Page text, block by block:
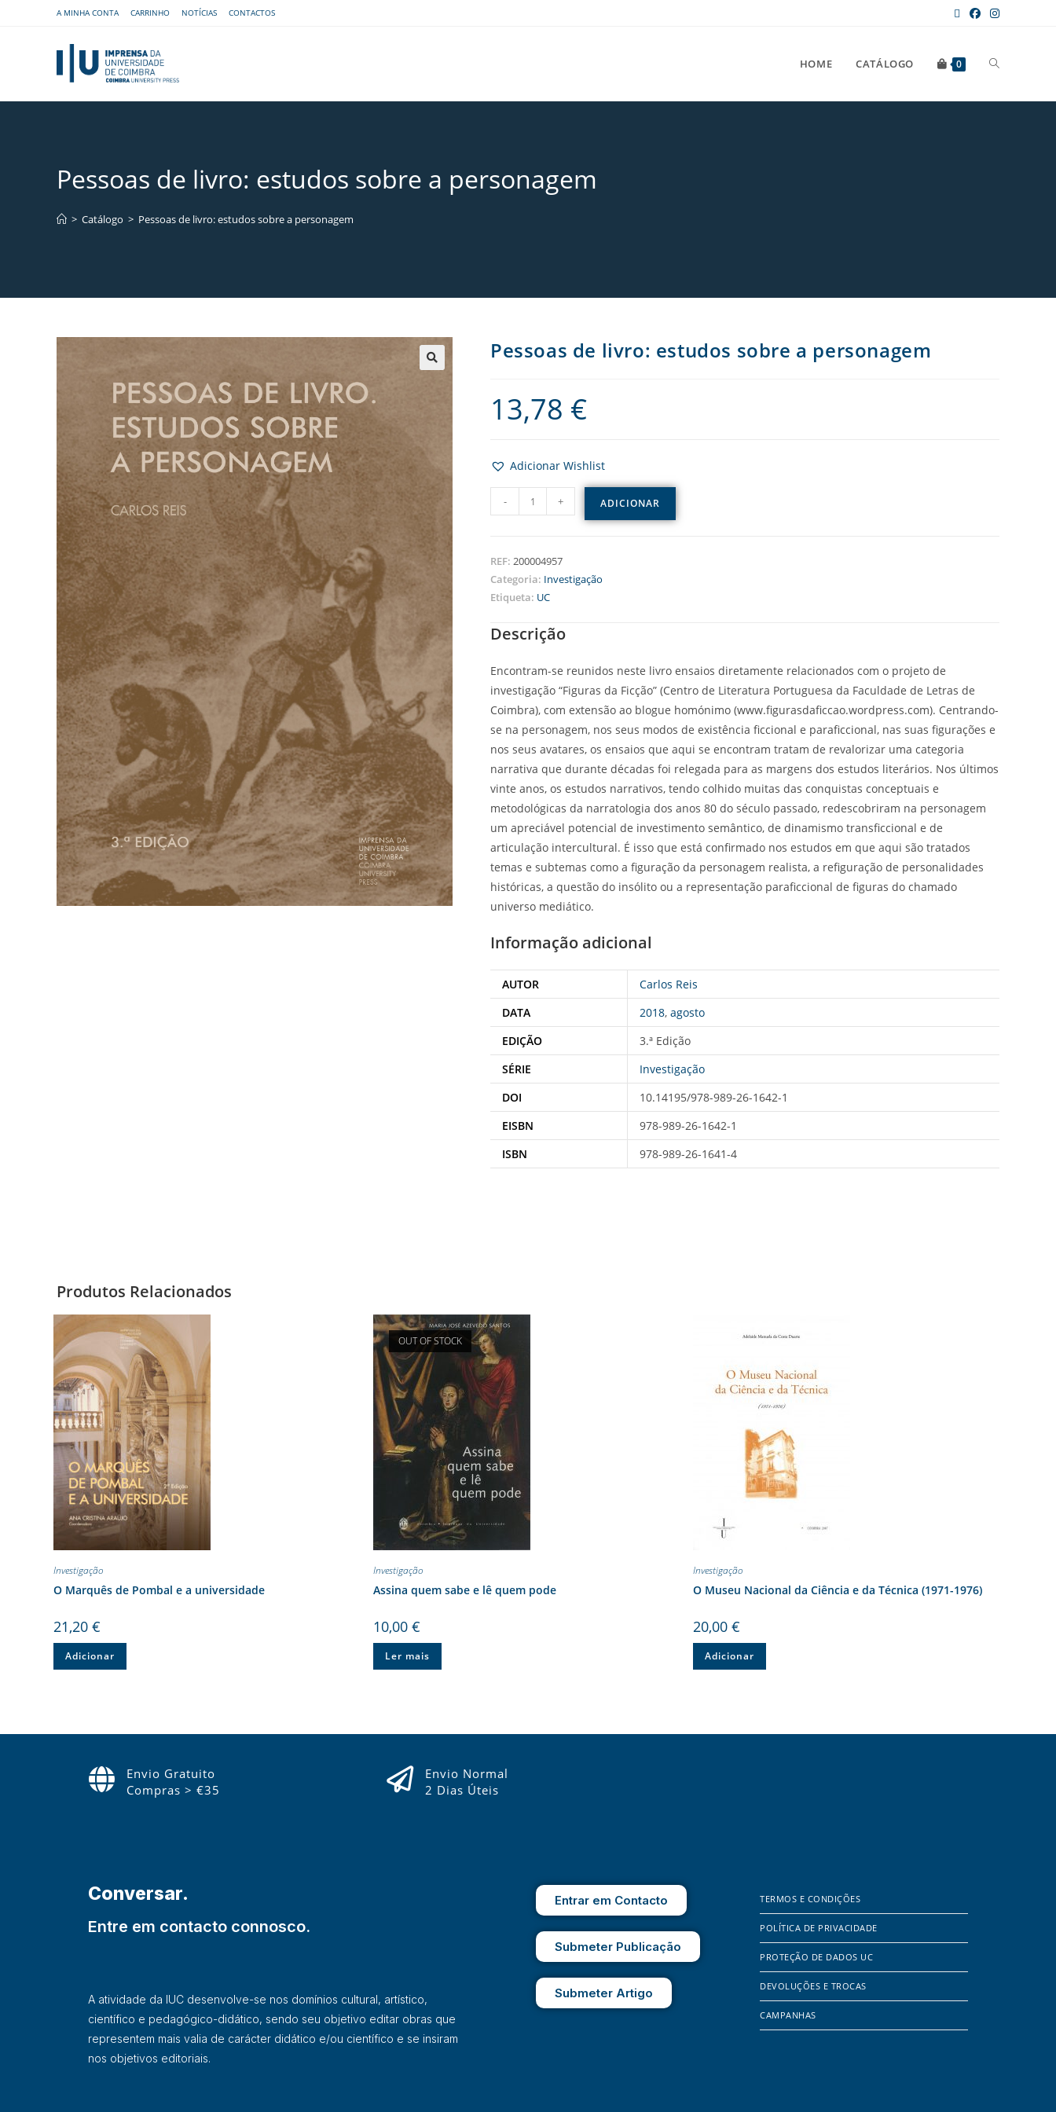
A MINHA CONTA CARRINHO NOTÍCIAS CONTACTOS
HOME CATÁLOGO 0
Pessoas de livro: estudos sobre a personagem
> Catálogo > Pessoas de livro: estudos sobre a personagem
Pessoas de livro: estudos sobre a personagem
13,78 €
Adicionar Wishlist
- + ADICIONAR
REF: 200004957
Categoria: Investigação
Etiqueta: UC
Descrição
Encontram-se reunidos neste livro ensaios diretamente relacionados com o projeto de
investigação “Figuras da Ficção” (Centro de Literatura Portuguesa da Faculdade de Letras de
Coimbra), com extensão ao blogue homónimo (www.figurasdaficcao.wordpress.com). Centrando-
se na personagem, nos seus modos de existência ficcional e paraficcional, nas suas figurações e
nos seus avatares, os ensaios que aqui se encontram tratam de revalorizar uma categoria
narrativa que durante décadas foi relegada para as margens dos estudos literários. Nos últimos
vinte anos, os estudos narrativos, tendo colhido muitas das conquistas conceptuais e
metodológicas da narratologia dos anos 80 do século passado, redescobriram na personagem
um apreciável potencial de investimento semântico, de dinamismo transficcional e de
articulação intercultural. É isso que está confirmado nos estudos em que aqui são tratados
temas e subtemas como a figuração da personagem realista, a refiguração de personalidades
históricas, a questão do insólito ou a representação paraficcional de figuras do chamado
universo mediático.
Informação adicional
AUTOR
Carlos Reis
DATA
2018, agosto
EDIÇÃO
3.ª Edição
SÉRIE
Investigação
DOI
10.14195/978-989-26-1642-1
EISBN
978-989-26-1642-1
ISBN
978-989-26-1641-4
Produtos Relacionados
Investigação
O Marquês de Pombal e a universidade
21,20€
Adicionar
OUT OF STOCK
Investigação
Assina quem sabe e lê quem pode
10,00 €
Ler mais
Investigação
O Museu Nacional da Ciência e da Técnica (1971-1976)
20,00 €
Adicionar
Envio Gratuito
Compras > €35
Envio Normal
2 Dias Úteis
Conversar.
Entre em contacto connosco.
A atividade da IUC desenvolve-se nos domínios cultural, artístico,
científico e pedagógico-didático, sendo seu objetivo editar obras que
representem mais valia de carácter didático e/ou científico e se insiram
nos objetivos editoriais.
Entrar em Contacto
Submeter Publicação
Submeter Artigo
TERMOS E CONDIÇÕES
POLÍTICA DE PRIVACIDADE
PROTEÇÃO DE DADOS UC
DEVOLUÇÕES E TROCAS
CAMPANHAS